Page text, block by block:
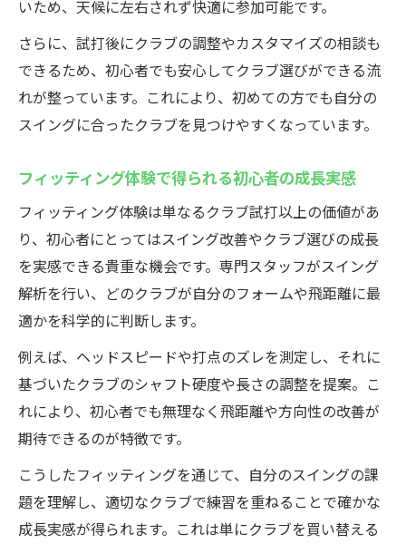
いため、天候に左右されず快適に参加可能です。
さらに、試打後にクラブの調整やカスタマイズの相談も
できるため、初心者でも安心してクラブ選びができる流
れが整っています。これにより、初めての方でも自分の
スイングに合ったクラブを見つけやすくなっています。
フィッティング体験で得られる初心者の成長実感
フィッティング体験は単なるクラブ試打以上の価値があ
り、初心者にとってはスイング改善やクラブ選びの成長
を実感できる貴重な機会です。専門スタッフがスイング
解析を行い、どのクラブが自分のフォームや飛距離に最
適かを科学的に判断します。
例えば、ヘッドスピードや打点のズレを測定し、それに
基づいたクラブのシャフト硬度や長さの調整を提案。こ
れにより、初心者でも無理なく飛距離や方向性の改善が
期待できるのが特徴です。
こうしたフィッティングを通じて、自分のスイングの課
題を理解し、適切なクラブで練習を重ねることで確かな
成長実感が得られます。これは単にクラブを買い替える